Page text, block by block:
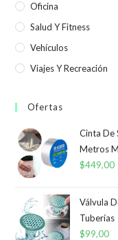
Oficina
Salud Y Fitness
Vehículos
Viajes Y Recreación
Ofertas
Cinta De
Metros
$449,00
Válvula
Tuberías
$99,00